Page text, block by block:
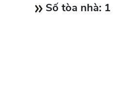
Số tòa nhà: 1